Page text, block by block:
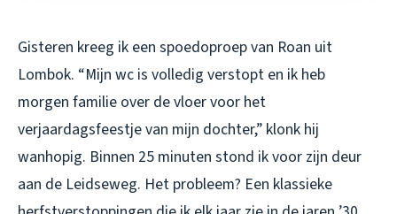
Gisteren kreeg ik een spoedoproep van Roan uit
Lombok. “Mijn wc is volledig verstopt en ik heb
morgen familie over de vloer voor het
verjaardagsfeestje van mijn dochter,” klonk hij
wanhopig. Binnen 25 minuten stond ik voor zijn deur
aan de Leidseweg. Het probleem? Een klassieke